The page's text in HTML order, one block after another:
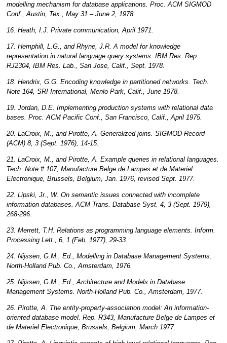
modelling mechanism for database applications. Proc. ACM SIGMOD
Conf., Austin, Tex., May 31 – June 2, 1978.
16. Heath, I.J. Private communication, April 1971.
17. Hemphill, L.G., and Rhyne, J.R. A model for knowledge
representation in natural language query systems. IBM Res. Rep.
RJ2304, IBM Res. Lab., San Jose, Calif., Sept. 1978.
18. Hendrix, G.G. Encoding knowledge in partitioned networks. Tech.
Note 164, SRI International, Menlo Park, Calif., June 1978.
19. Jordan, D.E. Implementing production systems with relational data
bases. Proc. ACM Pacific Conf., San Francisco, Calif., April 1975.
20. LaCroix, M., and Pirotte, A. Generalized joins. SIGMOD Record
(ACM) 8, 3 (Sept. 1976), 14-15.
21. LaCroix, M., and Pirotte, A. Example queries in relational languages.
Tech. Note # 107, Manufacture Belge de Lampes et de Materiel
Electronique, Brussels, Belgium, Jan. 1976, revised Sept. 1977.
22. Lipski, Jr., W. On semantic issues connected with incomplete
information databases. ACM Trans. Database Syst. 4, 3 (Sept. 1979),
268-296.
23. Merrett, T.H. Relations as programming language elements. Inform.
Processing Lett., 6, 1 (Feb. 1977), 29-33.
24. Nijssen, G.M., Ed., Modelling in Database Management Systems.
North-Holland Pub. Co., Amsterdam, 1976.
25. Nijssen, G.M., Ed., Architecture and Models in Database
Management Systems. North-Holland Pub. Co., Amsterdam, 1977.
26. Pirotte, A. The entity-property-association model: An information-
oriented database model. Rep. R343, Manufacture Belge de Lampes et
de Materiel Electronique, Brussels, Belgium, March 1977.